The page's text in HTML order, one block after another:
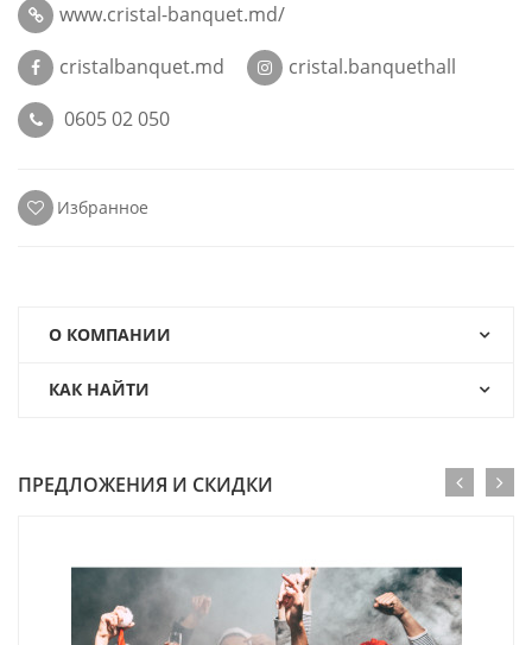
www.cristal-banquet.md/
cristalbanquet.md
cristal.banquethall
0605 02 050
Избранное
О КОМПАНИИ
КАК НАЙТИ
ПРЕДЛОЖЕНИЯ И СКИДКИ